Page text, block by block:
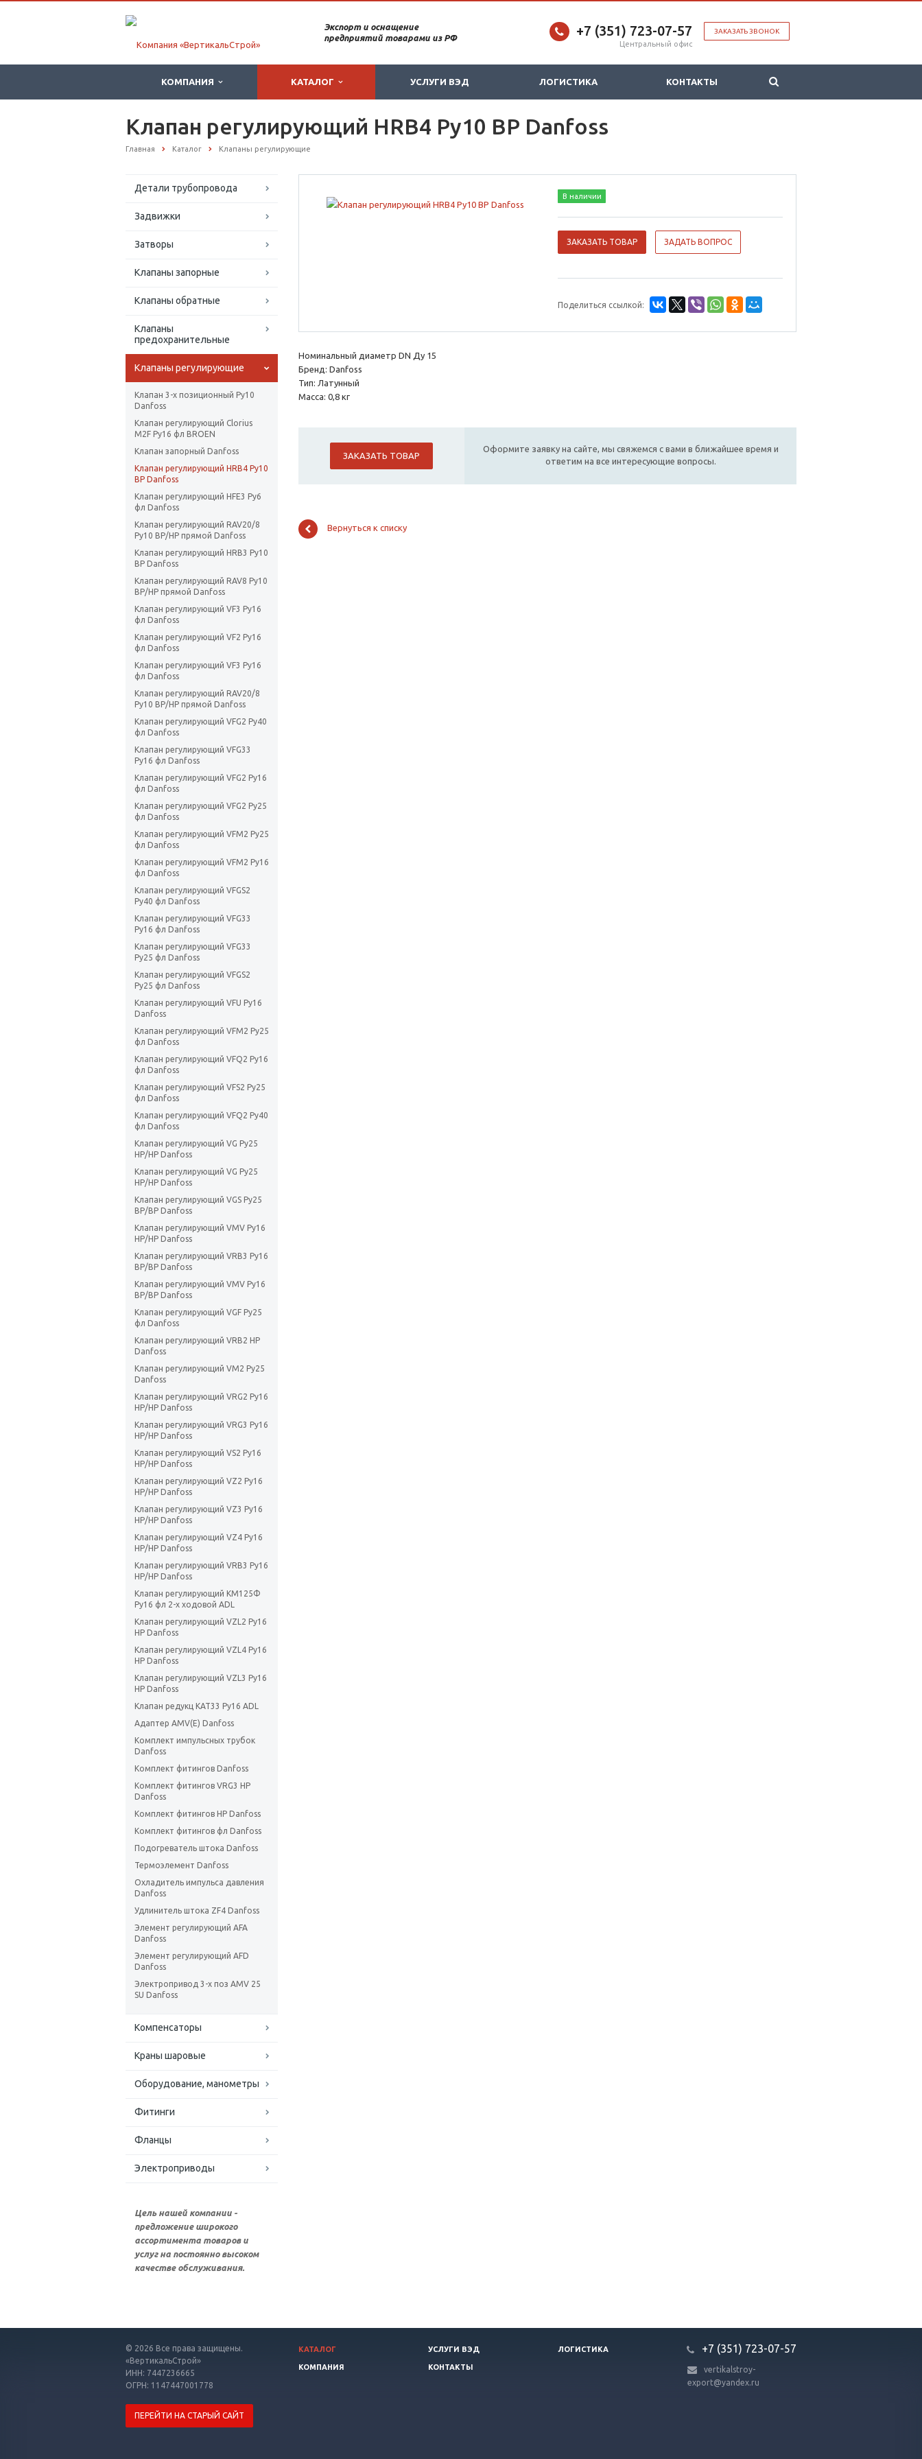
Экспорт и оснащение
предприятий товарами из РФ
ЗАКАЗАТЬ ЗВОНОК
+7 (351) 723-07-57
Центральный офис
КОМПАНИЯ КАТАЛОГ УСЛУГИ ВЭД ЛОГИСТИКА КОНТАКТЫ
Клапан регулирующий HRB4 Ру10 ВР Danfoss
Главная Каталог Клапаны регулирующие
Детали трубопровода
Задвижки
Затворы
Клапаны запорные
Клапаны обратные
Клапаны
предохранительные
Клапаны регулирующие
Клапан 3-х позиционный Ру10
Danfoss
Клапан регулирующий Clorius
M2F Ру16 фл BROEN
Клапан запорный Danfoss
Клапан регулирующий HRB4 Ру10
ВР Danfoss
Клапан регулирующий HFE3 Ру6
фл Danfoss
Клапан регулирующий RAV20/8
Ру10 ВР/НР прямой Danfoss
Клапан регулирующий HRB3 Ру10
ВР Danfoss
Клапан регулирующий RAV8 Ру10
ВР/НР прямой Danfoss
Клапан регулирующий VF3 Ру16
фл Danfoss
Клапан регулирующий VF2 Ру16
фл Danfoss
Клапан регулирующий VF3 Ру16
фл Danfoss
Клапан регулирующий RAV20/8
Ру10 ВР/НР прямой Danfoss
Клапан регулирующий VFG2 Ру40
фл Danfoss
Клапан регулирующий VFG33
Ру16 фл Danfoss
Клапан регулирующий VFG2 Ру16
фл Danfoss
Клапан регулирующий VFG2 Ру25
фл Danfoss
Клапан регулирующий VFM2 Ру25
фл Danfoss
Клапан регулирующий VFM2 Ру16
фл Danfoss
Клапан регулирующий VFGS2
Ру40 фл Danfoss
Клапан регулирующий VFG33
Ру16 фл Danfoss
Клапан регулирующий VFG33
Ру25 фл Danfoss
Клапан регулирующий VFGS2
Ру25 фл Danfoss
Клапан регулирующий VFU Ру16
Danfoss
Клапан регулирующий VFM2 Ру25
фл Danfoss
Клапан регулирующий VFQ2 Ру16
фл Danfoss
Клапан регулирующий VFS2 Ру25
фл Danfoss
Клапан регулирующий VFQ2 Ру40
фл Danfoss
Клапан регулирующий VG Ру25
НР/НР Danfoss
Клапан регулирующий VG Ру25
НР/НР Danfoss
Клапан регулирующий VGS Ру25
ВР/ВР Danfoss
Клапан регулирующий VMV Ру16
НР/НР Danfoss
Клапан регулирующий VRB3 Ру16
ВР/ВР Danfoss
Клапан регулирующий VMV Ру16
ВР/ВР Danfoss
Клапан регулирующий VGF Ру25
фл Danfoss
Клапан регулирующий VRB2 НР
Danfoss
Клапан регулирующий VM2 Ру25
Danfoss
Клапан регулирующий VRG2 Ру16
НР/НР Danfoss
Клапан регулирующий VRG3 Ру16
НР/НР Danfoss
Клапан регулирующий VS2 Ру16
НР/НР Danfoss
Клапан регулирующий VZ2 Ру16
НР/НР Danfoss
Клапан регулирующий VZ3 Ру16
НР/НР Danfoss
Клапан регулирующий VZ4 Ру16
НР/НР Danfoss
Клапан регулирующий VRB3 Ру16
НР/НР Danfoss
Клапан регулирующий КМ125Ф
Ру16 фл 2-х ходовой ADL
Клапан регулирующий VZL2 Ру16
НР Danfoss
Клапан регулирующий VZL4 Ру16
НР Danfoss
Клапан регулирующий VZL3 Ру16
НР Danfoss
Клапан редукц КАТ33 Ру16 ADL
Адаптер AMV(E) Danfoss
Комплект импульсных трубок
Danfoss
Комплект фитингов Danfoss
Комплект фитингов VRG3 НР
Danfoss
Комплект фитингов НР Danfoss
Комплект фитингов фл Danfoss
Подогреватель штока Danfoss
Термоэлемент Danfoss
Охладитель импульса давления
Danfoss
Удлинитель штока ZF4 Danfoss
Элемент регулирующий AFA
Danfoss
Элемент регулирующий AFD
Danfoss
Электропривод 3-х поз AMV 25
SU Danfoss
Компенсаторы
Краны шаровые
Оборудование, манометры
Фитинги
Фланцы
Электроприводы
Цель нашей компании -
предложение широкого
ассортимента товаров и
услуг на постоянно высоком
качестве обслуживания.
В наличии
ЗАКАЗАТЬ ТОВАР ЗАДАТЬ ВОПРОС
Поделиться ссылкой:
Номинальный диаметр DN Ду 15
Бренд: Danfoss
Тип: Латунный
Масса: 0,8 кг
ЗАКАЗАТЬ ТОВАР
Оформите заявку на сайте, мы свяжемся с вами в ближайшее время и
ответим на все интересующие вопросы.
Вернуться к списку
© 2026 Все права защищены.
«ВертикальСтрой»
ИНН: 7447236665
ОГРН: 1147447001778
ПЕРЕЙТИ НА СТАРЫЙ САЙТ
КАТАЛОГ УСЛУГИ ВЭД ЛОГИСТИКА
КОМПАНИЯ КОНТАКТЫ
+7 (351) 723-07-57
vertikalstroy-
export@yandex.ru